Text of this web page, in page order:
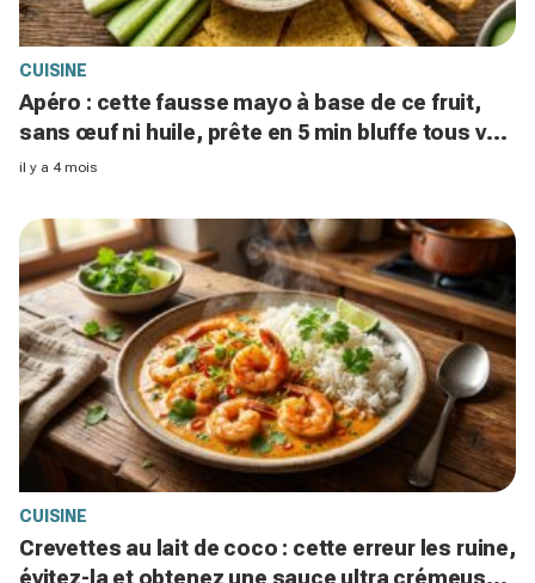
CUISINE
Apéro : cette fausse mayo à base de ce fruit,
sans œuf ni huile, prête en 5 min bluffe tous vos
invités
il y a 4 mois
CUISINE
Crevettes au lait de coco : cette erreur les ruine,
évitez-la et obtenez une sauce ultra crémeuse